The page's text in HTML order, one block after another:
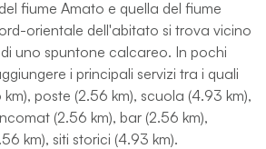
fiume Amato e quella del fiume
orientale dell'abitato si trova vicino
uno spuntone calcareo. In pochi
i principali servizi tra i quali
poste (2.56 km), scuola (4.93 km),
(2.56 km), bar (2.56 km),
km), siti storici (4.93 km).